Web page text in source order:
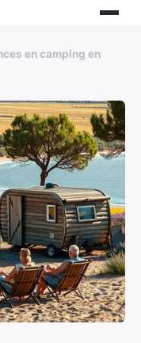
en camping en